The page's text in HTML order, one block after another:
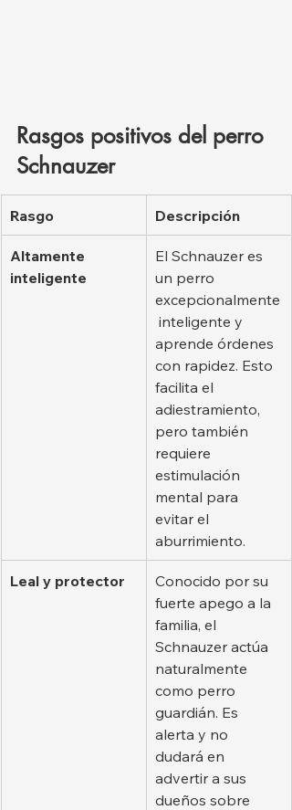
Rasgos positivos del perro
Schnauzer
Rasgo Descripción
Altamente
inteligente
El Schnauzer es
un perro
excepcionalmente
inteligente y
aprende órdenes
con rapidez. Esto
facilita el
adiestramiento,
pero también
requiere
estimulación
mental para
evitar el
aburrimiento.
Leal y protector
Conocido por su
fuerte apego a la
familia, el
Schnauzer actúa
naturalmente
como perro
guardián. Es
alerta y no
dudará en
advertir a sus
dueños sobre